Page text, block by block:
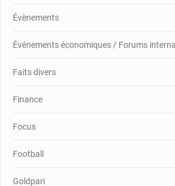
Évènements
Événements économiques / Forums
Faits divers
Finance
Focus
Football
Goldpari